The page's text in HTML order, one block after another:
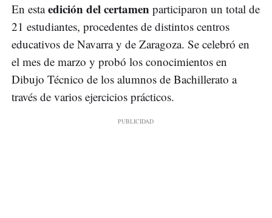
En estaedición del certamen participaron un total de
21 estudiantes, procedentes de distintos centros
educativos de Navarra y de Zaragoza. Se celebró en
el mes de marzo y probó los conocimientos en
Dibujo Técnico de los alumnos de Bachillerato a
través de varios ejercicios prácticos.